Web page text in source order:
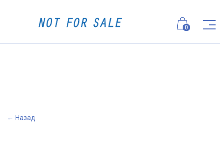
0
← Назад